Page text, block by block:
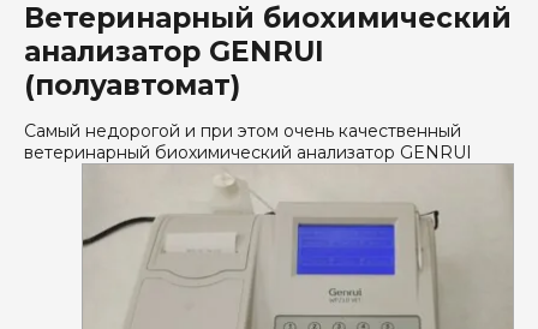
Ветеринарный биохимический
анализатор GENRUI
(полуавтомат)
Самый недорогой и при этом очень качественный
ветеринарный биохимический анализатор GENRUI